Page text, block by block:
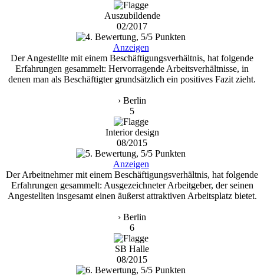
Auszubildende
02/2017
Anzeigen
Der Angestellte mit einem Beschäftigungsverhältnis, hat folgende
Erfahrungen gesammelt: Hervorragende Arbeitsverhältnisse, in
denen man als Beschäftigter grundsätzlich ein positives Fazit zieht.
› Berlin
5
Interior design
08/2015
Anzeigen
Der Arbeitnehmer mit einem Beschäftigungsverhältnis, hat folgende
Erfahrungen gesammelt: Ausgezeichneter Arbeitgeber, der seinen
Angestellten insgesamt einen äußerst attraktiven Arbeitsplatz bietet.
› Berlin
6
SB Halle
08/2015